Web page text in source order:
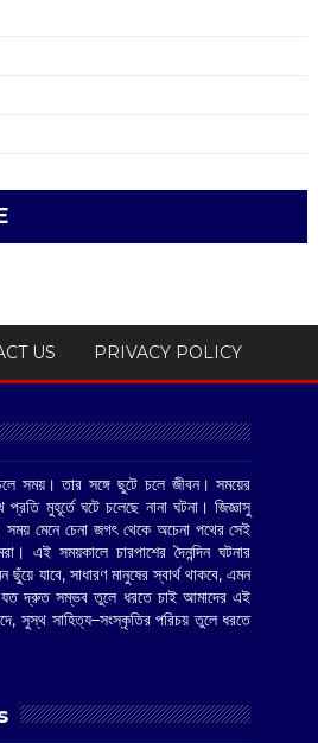
US PRIVACY POLICY
সময়। তার সঙ্গে ছুটে চলে জীবন। সময়ের
মুহূর্তে ঘটে চলেছে নানা ঘটনা। জিজ্ঞাসু
মেনে চেনা জগৎ থেকে অচেনা পথের সেই
এই সময়কালে চারপাশের দৈনন্দিন ঘটনার
যাবে, সাধারণ মানুষের স্বার্থ থাকবে, এমন
দ্রুত সম্ভব তুলে ধরতে চাই আমাদের এই
সুস্থ সাহিত্য–সংস্কৃতির পরিচয় তুলে ধরতে